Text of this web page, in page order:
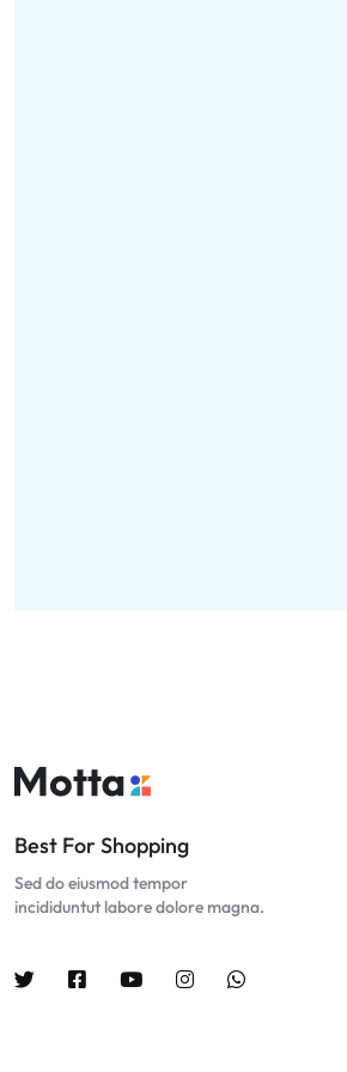
Best For Shopping
Sed do eiusmod tempor
incididuntut labore dolore magna.